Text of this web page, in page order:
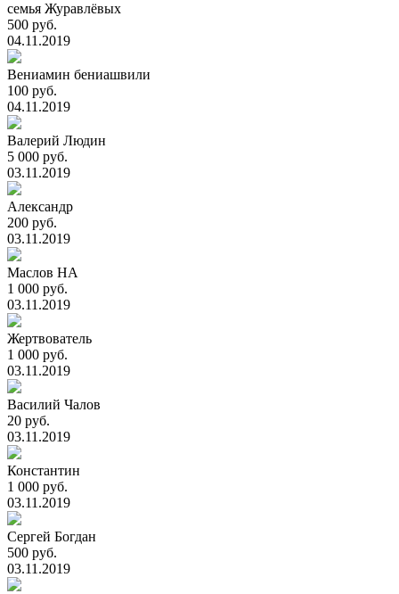
семья Журавлёвых
500 руб.
04.11.2019
Вениамин бениашвили
100 руб.
04.11.2019
Валерий Людин
5 000 руб.
03.11.2019
Александр
200 руб.
03.11.2019
Маслов НА
1 000 руб.
03.11.2019
Жертвователь
1 000 руб.
03.11.2019
Василий Чалов
20 руб.
03.11.2019
Константин
1 000 руб.
03.11.2019
Сергей Богдан
500 руб.
03.11.2019